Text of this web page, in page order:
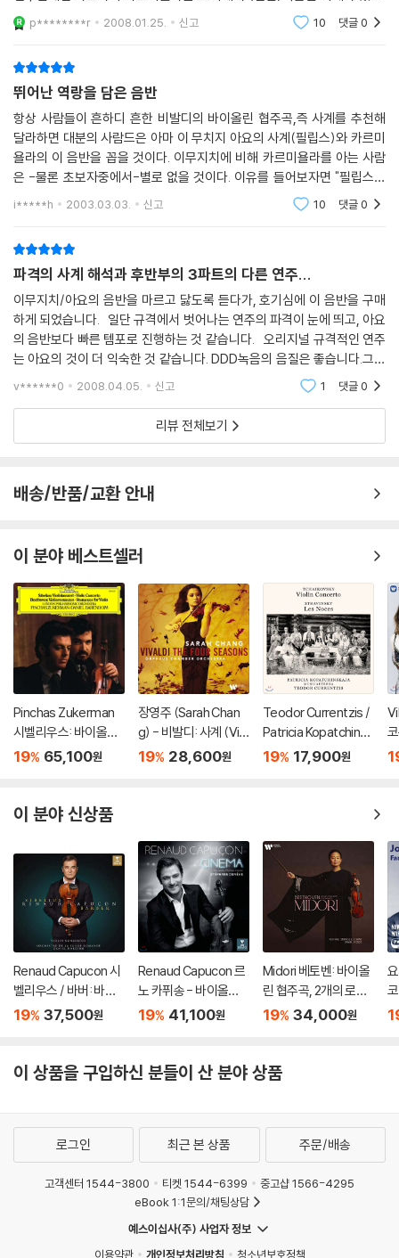
마이너 레이블인 디복스(구반) 에서 발해한 음반이 있는데, 이음반은 구
반으로써 디
p********r 2008.01.25. 신고 10 댓글0
뛰어난 역랑을 담은 음반
항상 사람들이 흔하디 흔한 비발디의 바이올린 협주곡,즉 사계를 추천해
달라하면 대분의 사람드은 아마 이 무치지 아요의 사계(필립스)와 카르미
욜라의 이 음반을 꼽을 것이다. 이무지치에 비해 카르미욜라를 아는 사람
은 -물론 초보자중에서-별로 없을 것이다. 이유를 들어보자면 "필립스에
서는 벌써 필립스 50주년 기념음반(Great Recordings)" 시리즈로 130
i*****h 2003.03.03. 신고 10 댓글0
파격의 사계 해석과 후반부의 3파트의 다른 연주...
이무지치/아요의 음반을 마르고 닳도록 듣다가, 호기심에 이 음반을 구매
하게 되었습니다. 일단 규격에서 벗어나는 연주의 파격이 눈에 띄고, 아요
의 음반보다 빠른 템포로 진행하는 것 같습니다. 오리지널 규격적인 연주
는 아요의 것이 더 익숙한 것 같습니다. DDD녹음의 음질은 좋습니다.그리
고,마지막 파트(사계가 아닌 것 같습니다.) 의 연주는 또 다른 묘미를 가져
v******0 2008.04.05. 신고 1 댓글0
리뷰 전체보기
배송/반품/교환 안내
이 분야 베스트셀러
Pinchas Zukerman
시벨리우스: 바이올린
협주곡 / 베토벤: 로망
n: Romances For) [L
19% 65,100원
장영주 (Sarah Chan
g) - 비발디: 사계 (Viv
aldi: The Four Seaso
19% 28,600원
Teodor Currentzis /
Patricia Kopatchinsk
aja 차이코프스키: 바이
19% 17,900원
이 분야 신상품
Renaud Capucon 시
벨리우스 / 바버: 바이
올린 협주곡 (Sibelius
d]
19% 37,500원
Renaud Capucon 르
노 카퓌송 - 바이올린
으로 연주한 영화음악
19% 41,100원
Midori 베토벤: 바이올
린 협주곡, 2개의 로망
스 - 미도리 (Beethov
[UHQCD]
19% 34,000원
이 상품을 구입하신 분들이 산 분야 상품
로그인 최근 본 상품 주문/배송
고객센터 1544-3800 티켓 1544-6399
중고샵 1566-4295
eBook 1:1문의/채팅상담
예스이십사(주) 사업자 정보
이용약관
개인정보처리방침 청소년보호정책